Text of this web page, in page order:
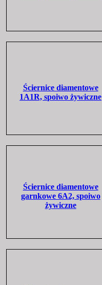
Ściernice diamentowe
1A1R, spoiwo żywiczne
Ściernice diamentowe
garnkowe 6A2, spoiwo
żywiczne